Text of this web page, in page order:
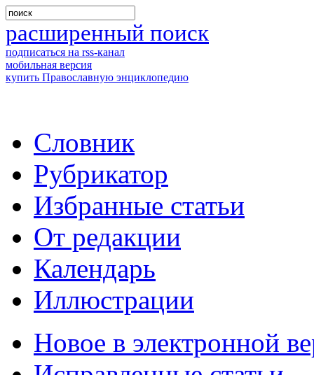
расширенный поиск
подписаться на rss-канал
мобильная версия
купить Православную энциклопедию
Словник
Рубрикатор
Избранные статьи
От редакции
Календарь
Иллюстрации
Новое в электронной